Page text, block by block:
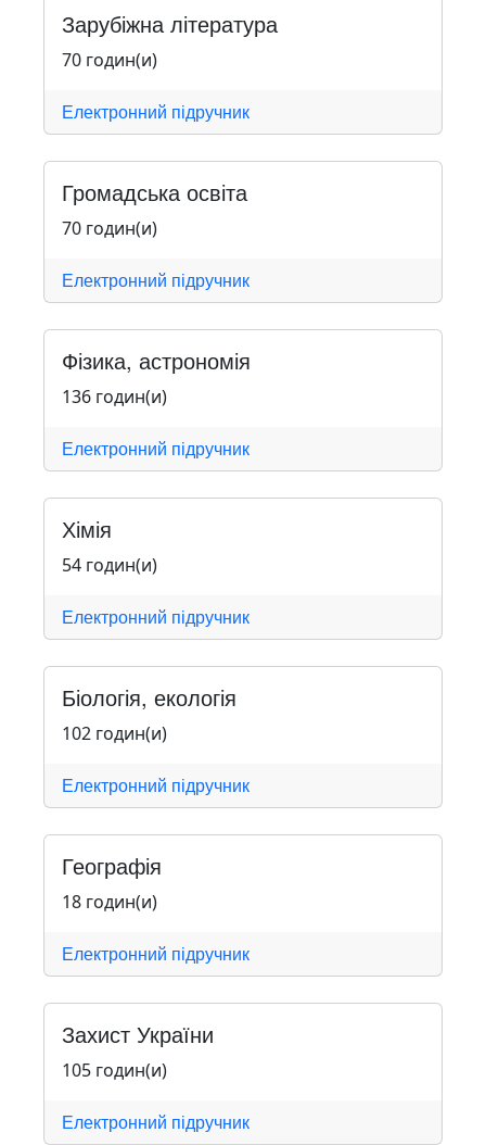
Зарубіжна література
70 годин(и)
Електронний підручник
Громадська освіта
70 годин(и)
Електронний підручник
Фізика, астрономія
136 годин(и)
Електронний підручник
Хімія
54 годин(и)
Електронний підручник
Біологія, екологія
102 годин(и)
Електронний підручник
Географія
18 годин(и)
Електронний підручник
Захист України
105 годин(и)
Електронний підручник